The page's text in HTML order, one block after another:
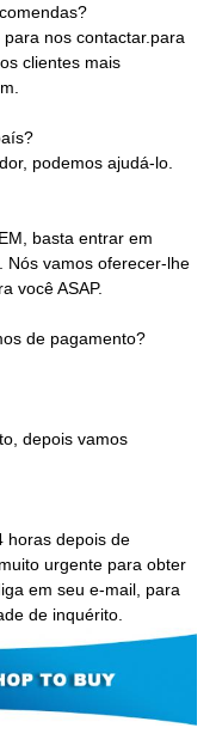
nos contactar.para
clientes mais
podemos ajudá-lo.
basta entrar em
Nós vamos oferecer-lhe
você ASAP.
de pagamento?
depois vamos
horas depois de
urgente para obter
em seu e-mail, para
de inquérito.